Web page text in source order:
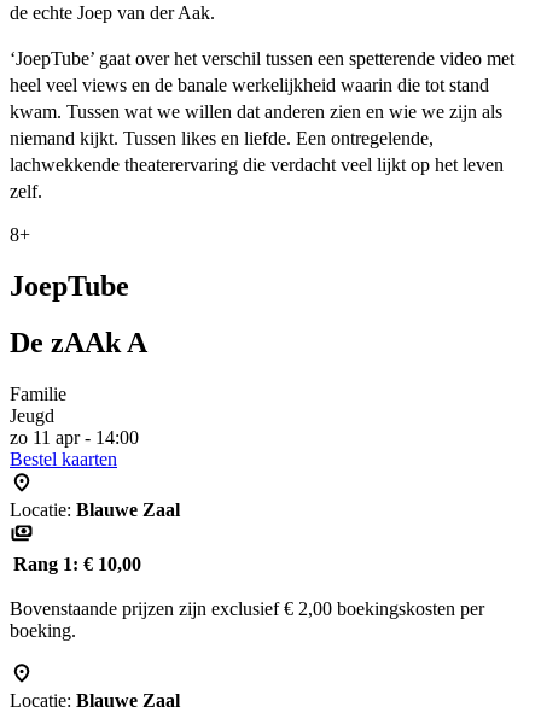
de echte Joep van der Aak.
‘JoepTube’ gaat over het verschil tussen een spetterende video met
heel veel views en de banale werkelijkheid waarin die tot stand
kwam. Tussen wat we willen dat anderen zien en wie we zijn als
niemand kijkt. Tussen likes en liefde. Een ontregelende,
lachwekkende theaterervaring die verdacht veel lijkt op het leven
zelf.
8+
JoepTube
De zAAk A
Familie
Jeugd
zo 11 apr - 14:00
Bestel kaarten
Locatie: Blauwe Zaal
Rang 1: € 10,00
Bovenstaande prijzen zijn exclusief € 2,00 boekingskosten per
boeking.
Locatie: Blauwe Zaal